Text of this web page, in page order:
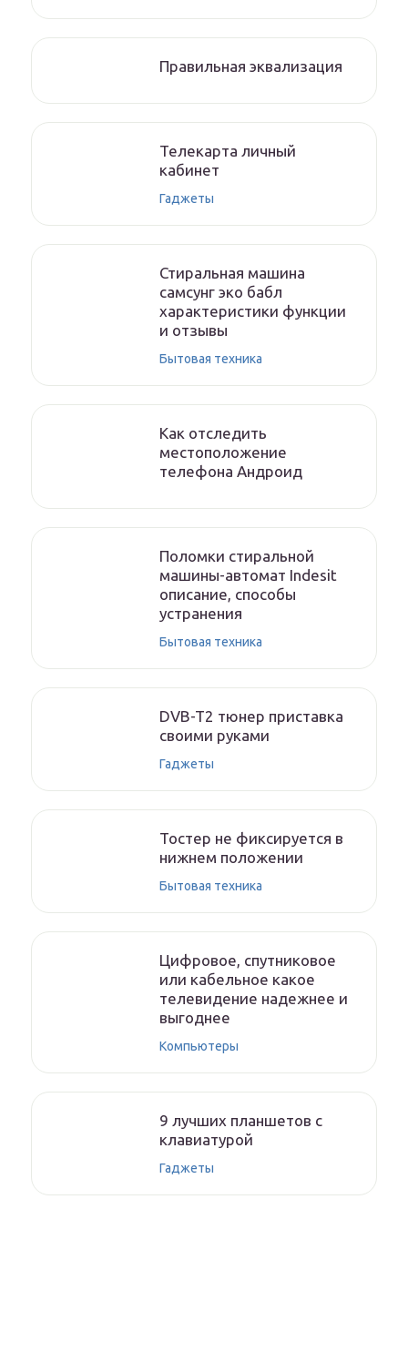
Правильная эквализация
Телекарта личный
кабинет
Гаджеты
Стиральная машина
самсунг эко бабл
характеристики функции
и отзывы
Бытовая техника
Как отследить
местоположение
телефона Андроид
Поломки стиральной
машины-автомат Indesit
описание, способы
устранения
Бытовая техника
DVB-T2 тюнер приставка
своими руками
Гаджеты
Тостер не фиксируется в
нижнем положении
Бытовая техника
Цифровое, спутниковое
или кабельное какое
телевидение надежнее и
выгоднее
Компьютеры
9 лучших планшетов с
клавиатурой
Гаджеты